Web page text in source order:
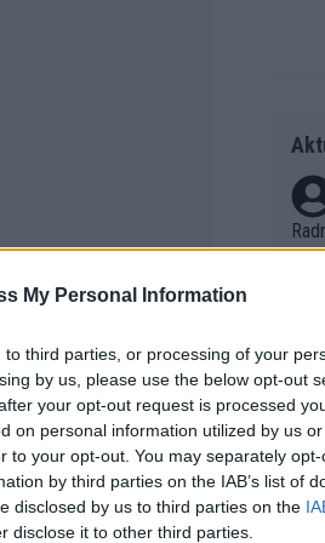
My Personal Information
third parties, or processing of your
by us, please use the below opt-out
your opt-out request is processed
on personal information utilized by us
to your opt-out. You may separately
by third parties on the IAB’s list of
disclosed by us to third parties on the
disclose it to other third parties.
mithalten, was
ss
et.
Auf
V?